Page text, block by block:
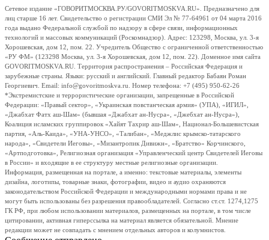
Сетевое издание «ГОВОРИТМОСКВА.РУ/GOVORITMOSKVA.RU». Предназначено для
лиц старше 16 лет. Свидетельство о регистрации СМИ Эл № 77-64961 от 04 марта 2016
года выдано Федеральной службой по надзору в сфере связи, информационных
технологий и массовых коммуникаций (Роскомнадзор). Адрес: 123298, Москва, ул. 3-я
Хорошевская, дом 12, пом. 22. Учредитель Общество с ограниченной ответственностью
«РУ ФМ» (123298 Москва, ул. 3-я Хорошевская, дом 12, пом. 22). Доменное имя сайта
GOVORITMOSKVA.RU. Территория распространения – Российская Федерация и
зарубежные страны. Языки: русский и английский. Главный редактор Бабаян Роман
Георгиевич. Email: info@govoritmoskva.ru. Номер телефона: +7 (495) 950-62-26
*Экстремистские и террористические организации, запрещенные в Российской
Федерации: «Правый сектор», «Украинская повстанческая армия» (УПА), «ИГИЛ»,
«Джабхат Фатх аш-Шам» (бывшая «Джабхат ан-Нусра», «Джебхат ан-Нусра»),
Коалиция исламских группировок «Хайят Тахрир аш-Шам», Национал-Большевистская
партия, «Аль-Каида», «УНА-УНСО», «Талибан», «Меджлис крымско-татарского
народа», «Свидетели Иеговы», «Мизантропик Дивижн», «Братство» Корчинского,
«Артподготовка», Религиозная организация «Управленческий центр Свидетелей Иеговы
в России» и входящие в ее структуру местные религиозные организации.
Информация, размещенная на портале, а именно: текстовые материалы, элементы
дизайна, логотипы, товарные знаки, фотографии, видео и аудио охраняются
законодательством Российской Федерации и международными нормами права и не
могут быть использованы без разрешения правообладателей. Согласно ст.ст. 1274,1275
ГК РФ, при любом использовании материалов, размещенных на портале, в том числе
цитировании, активная гиперссылка на материал является обязательной. Мнение
редакции может не совпадать с мнением отдельных авторов и колумнистов.